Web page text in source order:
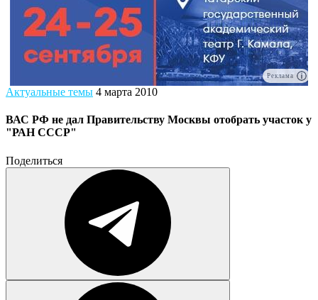
Реклама
Актуальные темы 4 марта 2010
ВАС РФ не дал Правительству Москвы отобрать участок у
"РАН СССР"
Поделиться